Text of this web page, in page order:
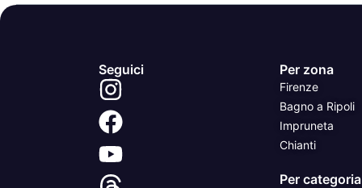
Seguici Per zona
Firenze
Bagno a Ripoli
Impruneta
Chianti
Per categoria